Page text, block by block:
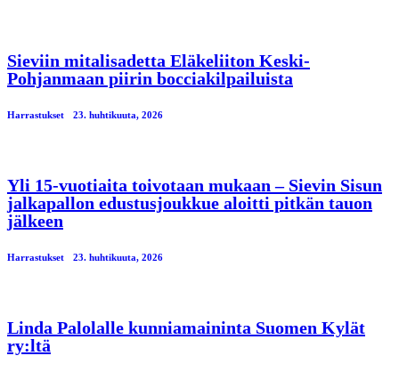
Sieviin mitalisadetta Eläkeliiton Keski-
Pohjanmaan piirin bocciakilpailuista
Harrastukset 23. huhtikuuta, 2026
Yli 15-vuotiaita toivotaan mukaan – Sievin Sisun
jalkapallon edustusjoukkue aloitti pitkän tauon
jälkeen
Harrastukset 23. huhtikuuta, 2026
Linda Palolalle kunniamaininta Suomen Kylät
ry:ltä